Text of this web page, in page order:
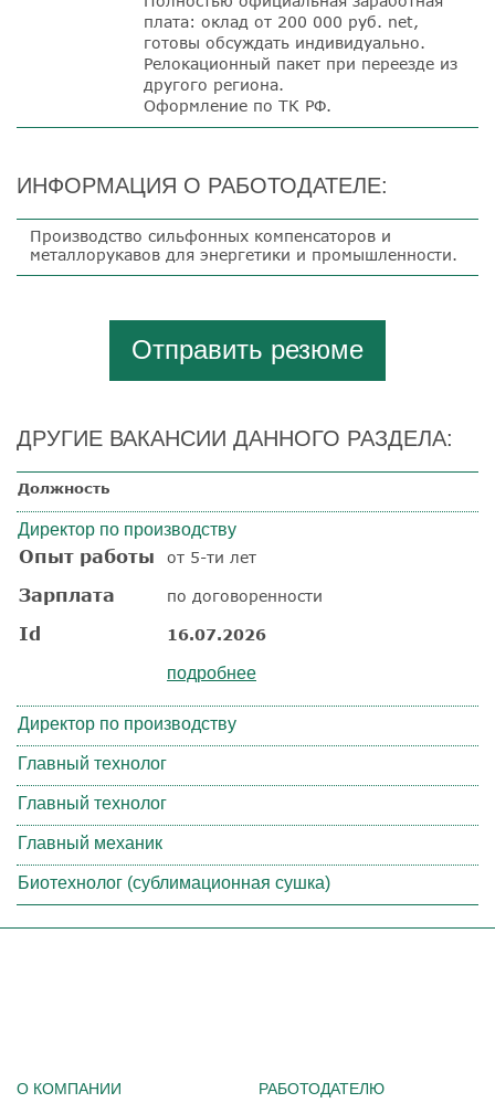
плата: оклад от 200 000 руб. net,
готовы обсуждать индивидуально.
Релокационный пакет при переезде из
другого региона.
Оформление по ТК РФ.
ИНФОРМАЦИЯ О РАБОТОДАТЕЛЕ:
Производство сильфонных компенсаторов и
металлорукавов для энергетики и промышленности.
Отправить резюме
ДРУГИЕ ВАКАНСИИ ДАННОГО РАЗДЕЛА:
Должность
Директор по производству
Опыт работы от 5-ти лет
Зарплата по договоренности
Id 16.07.2026
подробнее
Директор по производству
Главный технолог
Главный технолог
Главный механик
Биотехнолог (сублимационная сушка)
О КОМПАНИИ РАБОТОДАТЕЛЮ